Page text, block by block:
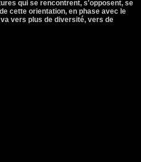
qui se rencontrent, s'opposent, se
cette orientation, en phase avec le
vers plus de diversité, vers de